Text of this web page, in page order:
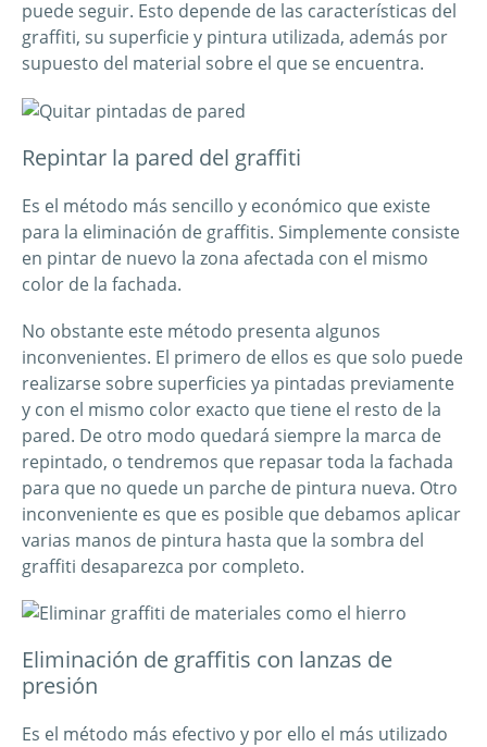
puede seguir. Esto depende de las características del
graffiti, su superficie y pintura utilizada, además por
supuesto del material sobre el que se encuentra.
Repintar la pared del graffiti
Es el método más sencillo y económico que existe
para la eliminación de graffitis. Simplemente consiste
en pintar de nuevo la zona afectada con el mismo
color de la fachada.
No obstante este método presenta algunos
inconvenientes. El primero de ellos es que solo puede
realizarse sobre superficies ya pintadas previamente
y con el mismo color exacto que tiene el resto de la
pared. De otro modo quedará siempre la marca de
repintado, o tendremos que repasar toda la fachada
para que no quede un parche de pintura nueva. Otro
inconveniente es que es posible que debamos aplicar
varias manos de pintura hasta que la sombra del
graffiti desaparezca por completo.
Eliminación de graffitis con lanzas de
presión
Es el método más efectivo y por ello el más utilizado